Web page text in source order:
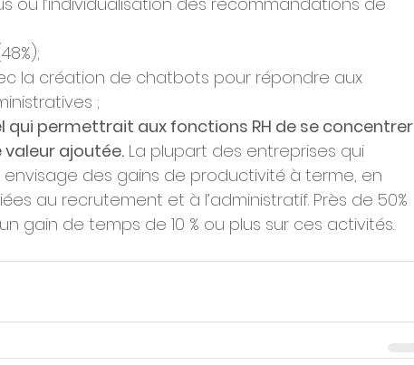
la création de chatbots pour répondre aux
;
qui permettrait aux fonctions RH de se concentrer
ajoutée. La plupart des entreprises qui
envisage des gains de productivité à terme, en
au recrutement et à l’administratif. Près de 50%
gain de temps de 10 % ou plus sur ces activités.